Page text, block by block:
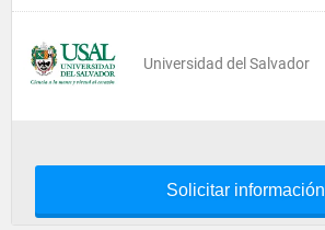
Universidad del Salvador
Solicitar información